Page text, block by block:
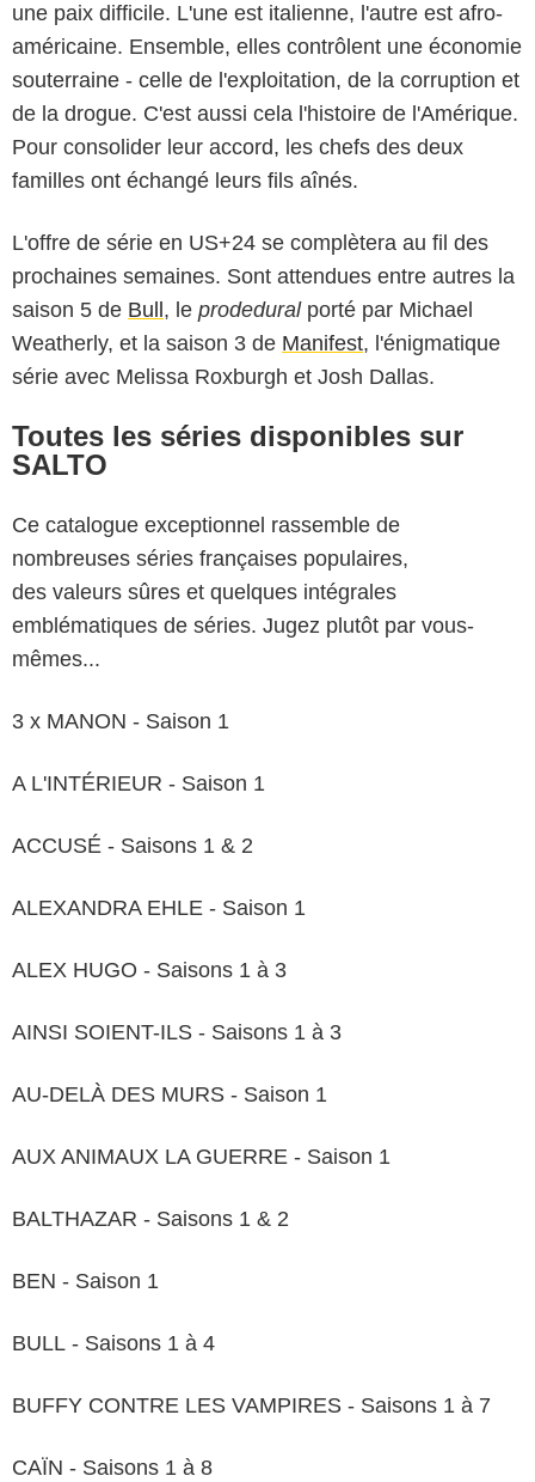
une paix difficile. L'une est italienne, l'autre est afro-
américaine. Ensemble, elles contrôlent une économie
souterraine - celle de l'exploitation, de la corruption et
de la drogue. C'est aussi cela l'histoire de l'Amérique.
Pour consolider leur accord, les chefs des deux
familles ont échangé leurs fils aînés.
L'offre de série en US+24 se complètera au fil des
prochaines semaines. Sont attendues entre autres la
saison 5 de Bull , le prodeduralporté par Michael
Weatherly, et la saison 3 de Manifest, l'énigmatique
série avec Melissa Roxburgh et Josh Dallas.
Toutes les séries disponibles sur
SALTO
Ce catalogue exceptionnel rassemble de
nombreuses séries françaises populaires,
des valeurs sûres et quelques intégrales
emblématiques de séries. Jugez plutôt par vous-
mêmes...
3 x MANON - Saison 1
A L'INTÉRIEUR - Saison 1
ACCUSÉ - Saisons 1 & 2
ALEXANDRA EHLE - Saison 1
ALEX HUGO - Saisons 1 à 3
AINSI SOIENT-ILS - Saisons 1 à 3
AU-DELÀ DES MURS - Saison 1
AUX ANIMAUX LA GUERRE - Saison 1
BALTHAZAR - Saisons 1 & 2
BEN - Saison 1
BULL - Saisons 1 à 4
BUFFY CONTRE LES VAMPIRES - Saisons 1 à 7
CAÏN - Saisons 1 à 8